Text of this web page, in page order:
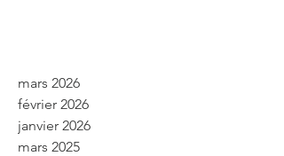
mars 2026
février 2026
janvier 2026
mars 2025